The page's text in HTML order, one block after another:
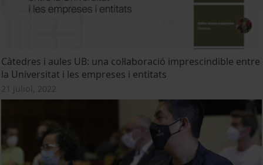
Càtedres i aules UB: una col·laboració imprescindible entre
la Universitat i les empreses i entitats
21 juliol, 2022